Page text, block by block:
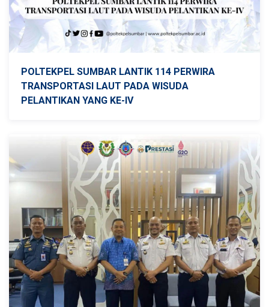
POLTEKPEL SUMBAR LANTIK 114 PERWIRA
TRANSPORTASI LAUT PADA WISUDA
PELANTIKAN YANG KE-IV